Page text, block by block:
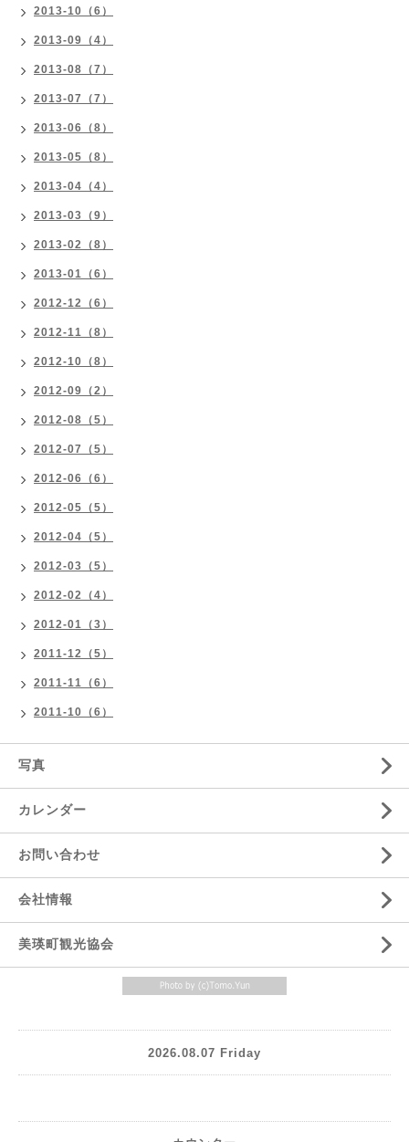
2013-10（6）
2013-09（4）
2013-08（7）
2013-07（7）
2013-06（8）
2013-05（8）
2013-04（4）
2013-03（9）
2013-02（8）
2013-01（6）
2012-12（6）
2012-11（8）
2012-10（8）
2012-09（2）
2012-08（5）
2012-07（5）
2012-06（6）
2012-05（5）
2012-04（5）
2012-03（5）
2012-02（4）
2012-01（3）
2011-12（5）
2011-11（6）
2011-10（6）
写真
カレンダー
お問い合わせ
会社情報
美瑛町観光協会
2026.08.07 Friday